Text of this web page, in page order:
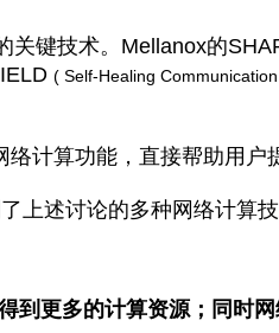
键技术。 Mellanox的
( Self-Healing
络计算功能，直接帮助用户
上述讨论的多种网络计算
到更多的计算资源；同时